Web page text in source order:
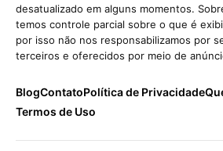
desatualizado em alguns momentos.
temos controle parcial sobre o que é
por isso não nos responsabilizamos por
terceiros e oferecidos por meio de
BlogContatoPolítica de Privacidade
Termos de Uso